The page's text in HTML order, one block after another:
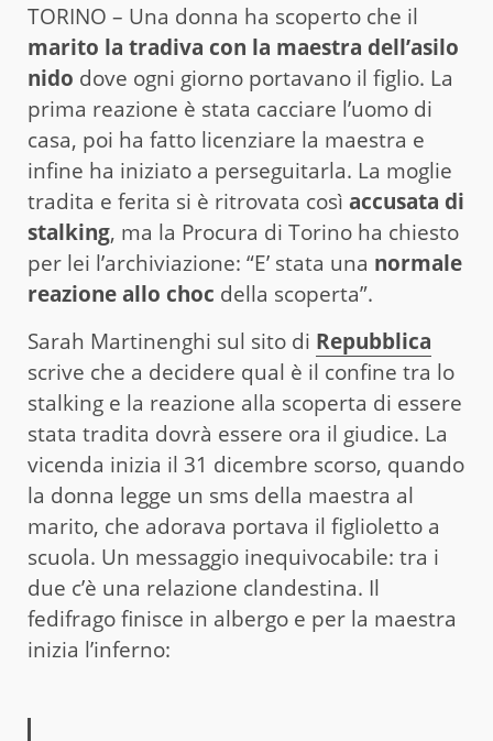
TORINO – Una donna ha scoperto che il
marito la tradiva con la maestra dell’asilo
nido dove ogni giorno portavano il figlio. La
prima reazione è stata cacciare l’uomo di
casa, poi ha fatto licenziare la maestra e
infine ha iniziato a perseguitarla. La moglie
tradita e ferita si è ritrovata così accusata di
stalking, ma la Procura di Torino ha chiesto
per lei l’archiviazione: “E’ stata una normale
reazione allo choc della scoperta”.
Sarah Martinenghi sul sito di Repubblica
scrive che a decidere qual è il confine tra lo
stalking e la reazione alla scoperta di essere
stata tradita dovrà essere ora il giudice. La
vicenda inizia il 31 dicembre scorso, quando
la donna legge un sms della maestra al
marito, che adorava portava il figlioletto a
scuola. Un messaggio inequivocabile: tra i
due c’è una relazione clandestina. Il
fedifrago finisce in albergo e per la maestra
inizia l’inferno: